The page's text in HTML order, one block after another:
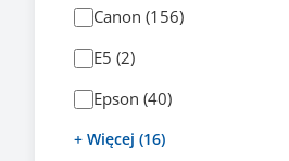
Canon (156)
E5 (2)
Epson (40)
+ Więcej (16)